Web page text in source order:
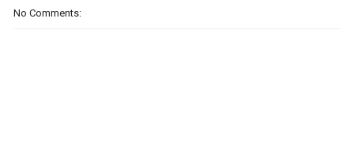
No Comments: